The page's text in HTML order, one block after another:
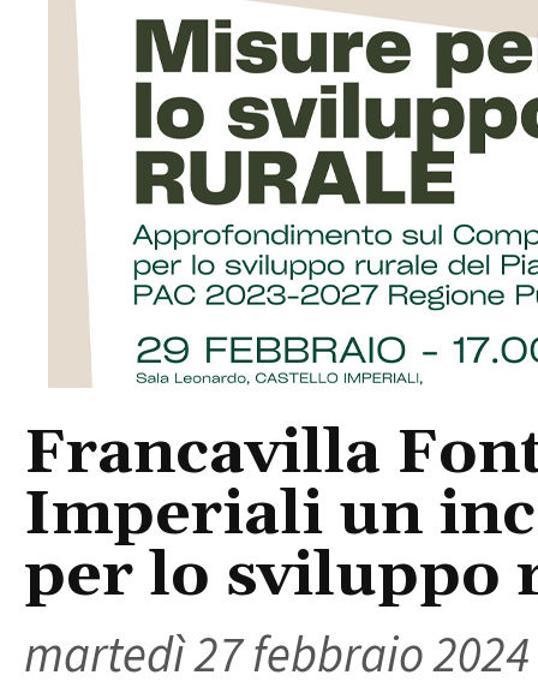
Francavilla
Imperiali un
per lo sviluppo
martedì 27 febbraio 2024